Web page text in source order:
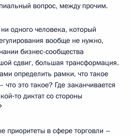
вопрос, между прочим.
одного человека, который
вообще не нужно,
бизнес-сообщества
сдвиг, большая трансформация.
определить рамки, что такое
что это такое? Где заканчивается
диктат со стороны
приоритеты в сфере торговли –